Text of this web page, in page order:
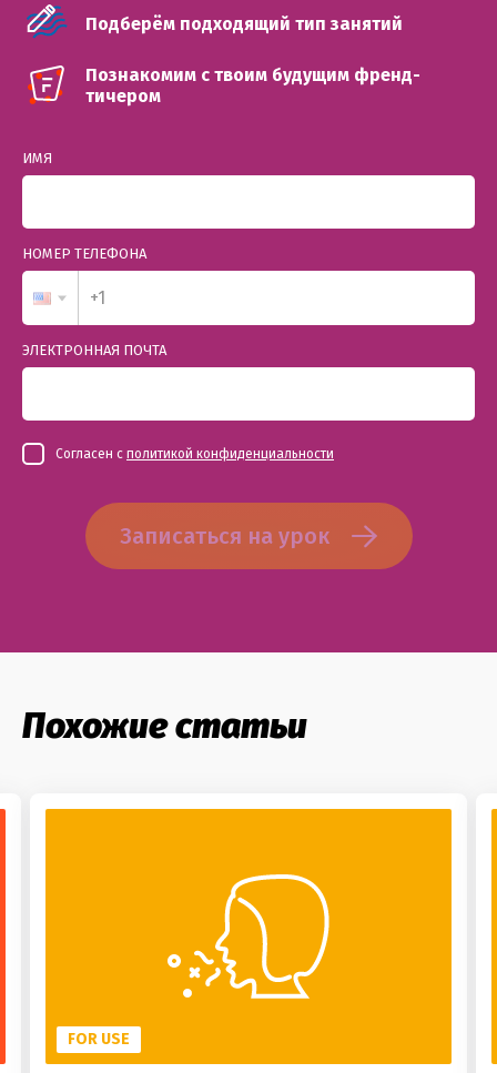
Подберём подходящий тип занятий
Познакомим с твоим будущим френд-
тичером
ИМЯ
НОМЕР ТЕЛЕФОНА
ЭЛЕКТРОННАЯ ПОЧТА
Согласен с политикой конфиденциальности
Записаться на урок
Похожие статьи
FOR USE